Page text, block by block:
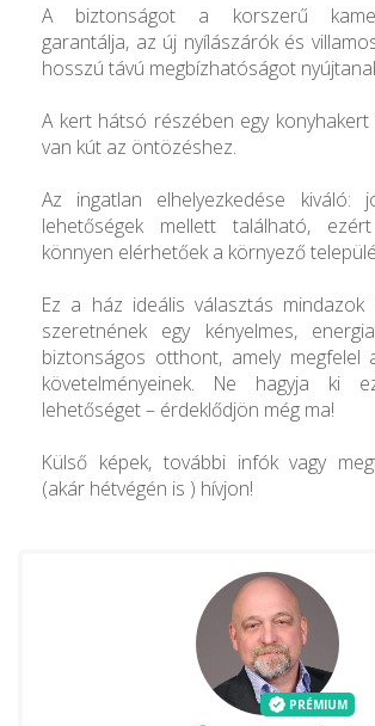
A biztonságot a korszerű
garantálja, az új nyílászárók és
hosszú távú megbízhatóságot
A kert hátsó részében egy konyhakert
van kút az öntözéshez.
Az ingatlan elhelyezkedése kiváló:
lehetőségek mellett található,
könnyen elérhetőek a környező
Ez a ház ideális választás mindazok
szeretnének egy kényelmes,
biztonságos otthont, amely megfelel
követelményeinek. Ne hagyja ki
lehetőséget – érdeklődjön még ma!
Külső képek, további infók vagy
(akár hétvégén is ) hívjon!
PRÉMIUM